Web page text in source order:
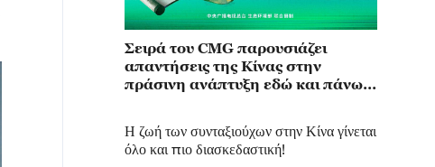
Σειρά του CMG παρουσιάζει
απαντήσεις της Κίνας στην
πράσινη ανάπτυξη εδώ και πάνω
Η ζωή των συνταξιούχων στην Κίνα γίνεται
όλο και πιο διασκεδαστική!